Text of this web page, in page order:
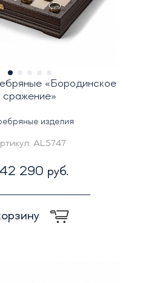
«Бородинское
сражение»
изделия
AL5747
290 руб.